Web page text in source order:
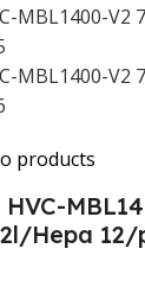
products
Hepa 12/